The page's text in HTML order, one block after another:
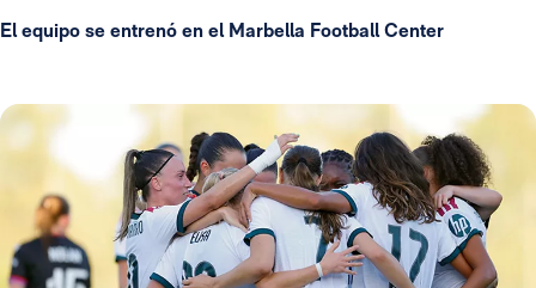
El equipo se entrenó en el Marbella Football Center